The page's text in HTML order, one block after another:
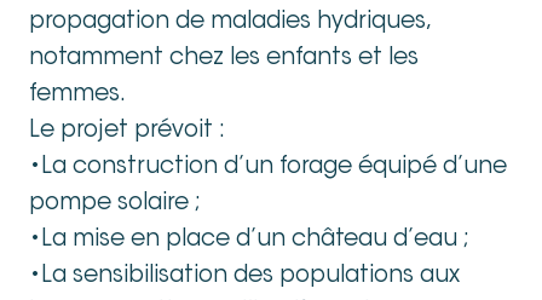
propagation de maladies hydriques,
notamment chez les enfants et les
femmes.
Le projet prévoit :
•La construction d’un forage équipé d’une
pompe solaire ;
•La mise en place d’un château d’eau ;
•La sensibilisation des populations aux